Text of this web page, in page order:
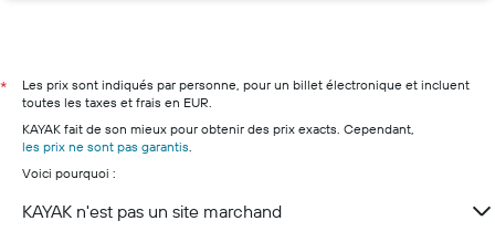
Hôtels à Nice
Hôtels à Lyon
Hôtels à Cannes
Hôtels à Ajaccio
Hôtels à Annecy
*
Les prix sont indiqués par personne, pour un billet électronique et incluent
toutes les taxes et frais en EUR.
KAYAK fait de son mieux pour obtenir des prix exacts. Cependant,
les prix ne sont pas garantis.
Voici pourquoi :
KAYAK n'est pas un site marchand